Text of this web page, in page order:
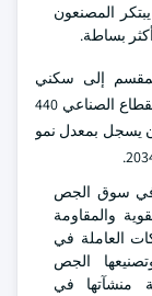
المصنعون
بساطة.
إلى سكني
وتجاري وصناعي وبنية تحتية وغيرها. بلغت قيمة القطاع الصناعي 440
ومن المتوقع أن يسجل بمعدل نمو
في سوق الجص
والمقاومة
العاملة في
الجص
منشآتها في